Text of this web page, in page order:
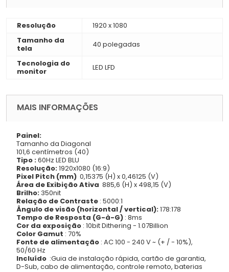
Resolução
1920 x 1080
Tamanho da
tela
40 polegadas
Tecnologia do
monitor
LED LFD
MAIS INFORMAÇÕES
Painel:
Tamanho da Diagonal
101,6 centímetros (40)
Tipo :60Hz LED BLU
Resolução:1920x1080 (16:9)
Pixel Pitch (mm) 0,15375 (H) x 0,46125 (V)
Área de Exibição Ativa 885,6 (H) x 498,15 (V)
Brilho: 350nit
Relação de Contraste : 5000:1
Ângulo de visão (horizontal / vertical):178:178
Tempo de Resposta (G-à-G) : 8ms
Cor da exposição : 10bit Dithering - 1.07Billion
Color Gamut : 70%
Fonte de alimentação : AC 100 - 240 V ~ (+ / - 10%),
50/60 Hz
Incluído :Guia de instalação rápida, cartão de garantia,
D-Sub, cabo de alimentação, controle remoto, baterias